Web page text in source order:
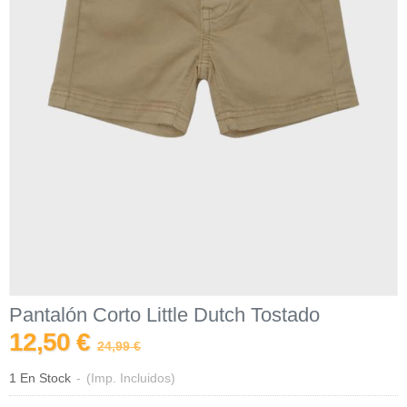
Pantalón Corto Little Dutch Tostado
12,50 € 24,99 €
1 En Stock - (Imp. Incluidos)